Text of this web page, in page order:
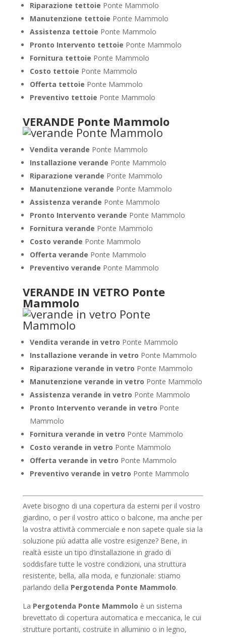
Riparazione tettoie Ponte Mammolo
Manutenzione tettoie Ponte Mammolo
Assistenza tettoie Ponte Mammolo
Pronto Intervento tettoie Ponte Mammolo
Fornitura tettoie Ponte Mammolo
Costo tettoie Ponte Mammolo
Offerta tettoie Ponte Mammolo
Preventivo tettoie Ponte Mammolo
VERANDE Ponte Mammolo
Vendita verande Ponte Mammolo
Installazione verande Ponte Mammolo
Riparazione verande Ponte Mammolo
Manutenzione verande Ponte Mammolo
Assistenza verande Ponte Mammolo
Pronto Intervento verande Ponte Mammolo
Fornitura verande Ponte Mammolo
Costo verande Ponte Mammolo
Offerta verande Ponte Mammolo
Preventivo verande Ponte Mammolo
VERANDE IN VETRO Ponte
Mammolo
Vendita verande in vetro Ponte Mammolo
Installazione verande in vetro Ponte Mammolo
Riparazione verande in vetro Ponte Mammolo
Manutenzione verande in vetro Ponte Mammolo
Assistenza verande in vetro Ponte Mammolo
Pronto Intervento verande in vetro Ponte
Mammolo
Fornitura verande in vetro Ponte Mammolo
Costo verande in vetro Ponte Mammolo
Offerta verande in vetro Ponte Mammolo
Preventivo verande in vetro Ponte Mammolo
Avete bisogno di una copertura da esterni per il vostro
giardino, o per il vostro attico o balcone, ma anche per
la vostra attività commerciale e non sapete quale sia la
soluzione più adatta alle vostre esigenze? Bene, in
realtà esiste un tipo d’installazione in grado di
soddisfare tutte le vostre condizioni, una struttura
resistente, bella, alla moda, e funzionale: stiamo
parlando della Pergotenda Ponte Mammolo.
La Pergotenda Ponte Mammolo è un sistema
brevettato di copertura automatica e meccanica, le cui
strutture portanti, costruite in alluminio o in legno,